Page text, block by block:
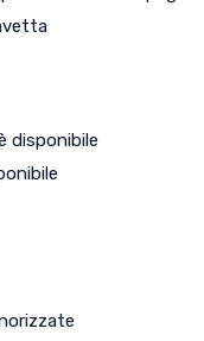
disponibile